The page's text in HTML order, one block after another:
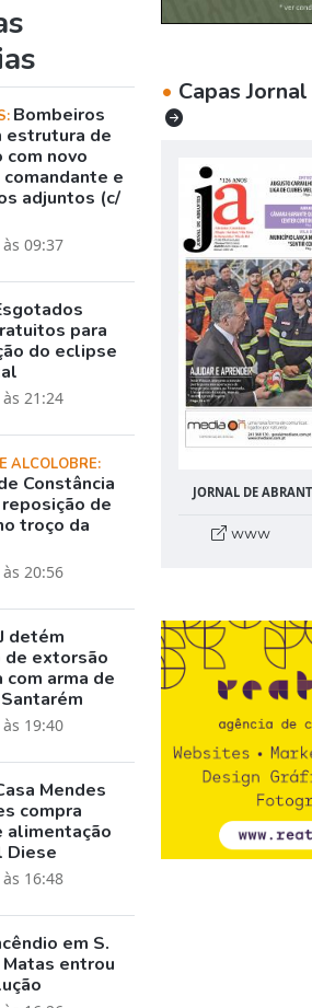
Bombeiros
estrutura de
com novo
e
adjuntos (c/
09:37
para
do eclipse
21:24
ALCOLOBRE:
Constância
de
troço da
20:56
detém
extorsão
com arma de
19:40
Mendes
compra
alimentação
Diese
16:48
em S.
Matas entrou
• Capas
JORNAL DE
www